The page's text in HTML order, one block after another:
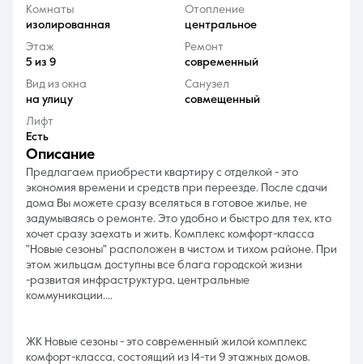
Комнаты
изолированная
Отопление
центральное
Этаж
5 из 9
Ремонт
современный
Вид из окна
на улицу
Санузел
совмещенный
Лифт
Есть
описание
Предлагаем приобрести квартиру с отделкой - это
экономия времени и средств при переезде. После сдачи
дома Вы можете сразу вселяться в готовое жилье, не
задумываясь о ремонте. Это удобно и быстро для тех, кто
хочет сразу заехать и жить. Комплекс комфорт-класса
"Новые сезоны" расположен в чистом и тихом районе. При
этом жильцам доступны все блага городской жизни
-развитая инфраструктура, центральные
коммуникации....
ЖК Новые сезоны - это современный жилой комплекс
комфорт-класса, состоящий из 14-ти 9 этажных домов.